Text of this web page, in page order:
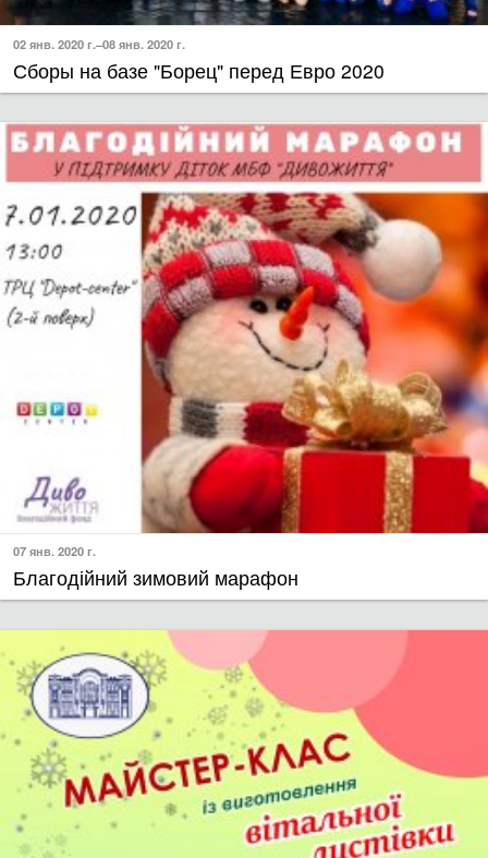
02 янв. 2020 г.–08 янв. 2020 г.
Сборы на базе "Борец" перед Евро 2020
07 янв. 2020 г.
Благодійний зимовий марафон